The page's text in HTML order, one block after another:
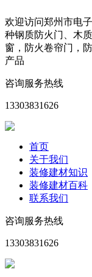
欢迎访问郑州市电
种钢质防火门、木
窗，防火卷帘门，
产品
咨询服务热线
13303831626
首页
关于我们
装修建材知识
装修建材百科
联系我们
咨询服务热线
13303831626